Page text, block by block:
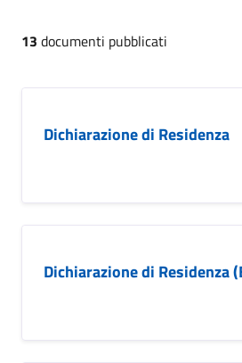
13 documenti pubblicati
Dichiarazione di Residenza
Dichiarazione di Residenza